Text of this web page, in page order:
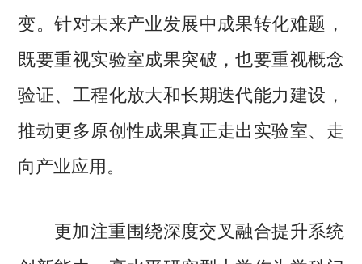
变。针对未来产业发展中成果转化难题，
既要重视实验室成果突破，也要重视概念
验证、工程化放大和长期迭代能力建设，
推动更多原创性成果真正走出实验室、走
向产业应用。
更加注重围绕深度交叉融合提升系统